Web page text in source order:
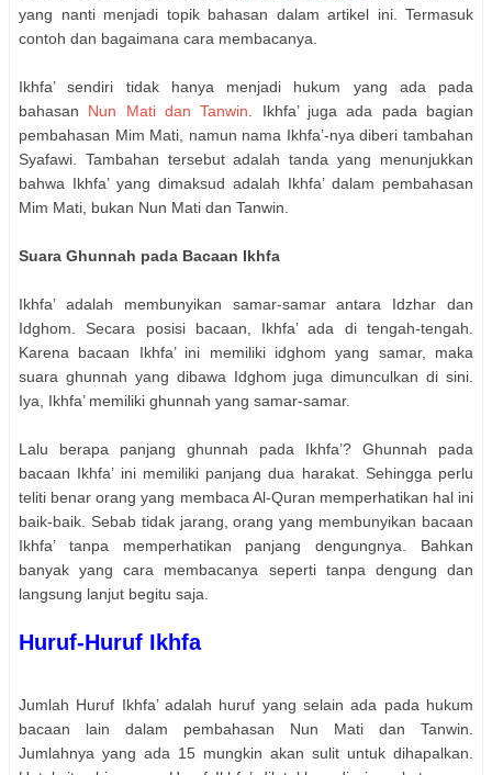
yang nanti menjadi topik bahasan dalam artikel ini. Termasuk
contoh dan bagaimana cara membacanya.
Ikhfa’ sendiri tidak hanya menjadi hukum yang ada pada
bahasan Nun Mati dan Tanwin. Ikhfa’ juga ada pada bagian
pembahasan Mim Mati, namun nama Ikhfa’-nya diberi tambahan
Syafawi. Tambahan tersebut adalah tanda yang menunjukkan
bahwa Ikhfa’ yang dimaksud adalah Ikhfa’ dalam pembahasan
Mim Mati, bukan Nun Mati dan Tanwin.
Suara Ghunnah pada Bacaan Ikhfa
Ikhfa’ adalah membunyikan samar-samar antara Idzhar dan
Idghom. Secara posisi bacaan, Ikhfa’ ada di tengah-tengah.
Karena bacaan Ikhfa’ ini memiliki idghom yang samar, maka
suara ghunnah yang dibawa Idghom juga dimunculkan di sini.
Iya, Ikhfa’ memiliki ghunnah yang samar-samar.
Lalu berapa panjang ghunnah pada Ikhfa’? Ghunnah pada
bacaan Ikhfa’ ini memiliki panjang dua harakat. Sehingga perlu
teliti benar orang yang membaca Al-Quran memperhatikan hal ini
baik-baik. Sebab tidak jarang, orang yang membunyikan bacaan
Ikhfa’ tanpa memperhatikan panjang dengungnya. Bahkan
banyak yang cara membacanya seperti tanpa dengung dan
langsung lanjut begitu saja.
Huruf-Huruf Ikhfa
Jumlah Huruf Ikhfa’ adalah huruf yang selain ada pada hukum
bacaan lain dalam pembahasan Nun Mati dan Tanwin.
Jumlahnya yang ada 15 mungkin akan sulit untuk dihapalkan.